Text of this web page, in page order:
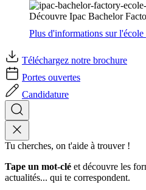
Découvre Ipac Bachelor
Plus d'informations sur l'école
Téléchargez notre brochure
Portes ouvertes
Candidature
Tu cherches, on t'aide à trouver !
Tape un mot-clé et découvre les
actualités... qui te correspondent.